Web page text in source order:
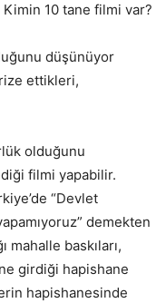
10 tane filmi var?
düşünüyor
ettikleri,
olduğunu
filmi yapabilir.
“Devlet
demekten
mahalle baskıları,
girdiği hapishane
hapishanesinde